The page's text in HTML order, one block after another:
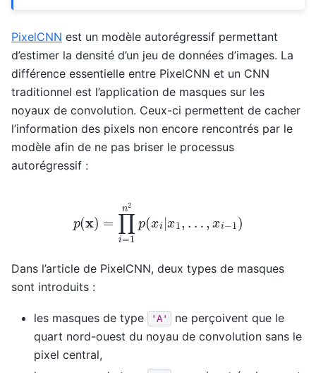
PixelCNN est un modèle autorégressif permettant
d’estimer la densité d’un jeu de données d’images. La
différence essentielle entre PixelCNN et un CNN
traditionnel est l’application de masques sur les
noyaux de convolution. Ceux-ci permettent de cacher
l’information des pixels non encore rencontrés par le
modèle afin de ne pas briser le processus
autorégressif :
=1
Dans l’article de PixelCNN, deux types de masques
sont introduits :
les masques de type 'A'
ne perçoivent que le
quart nord-ouest du noyau de convolution sans le
pixel central,